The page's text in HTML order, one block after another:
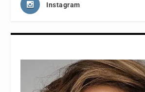
Instagram